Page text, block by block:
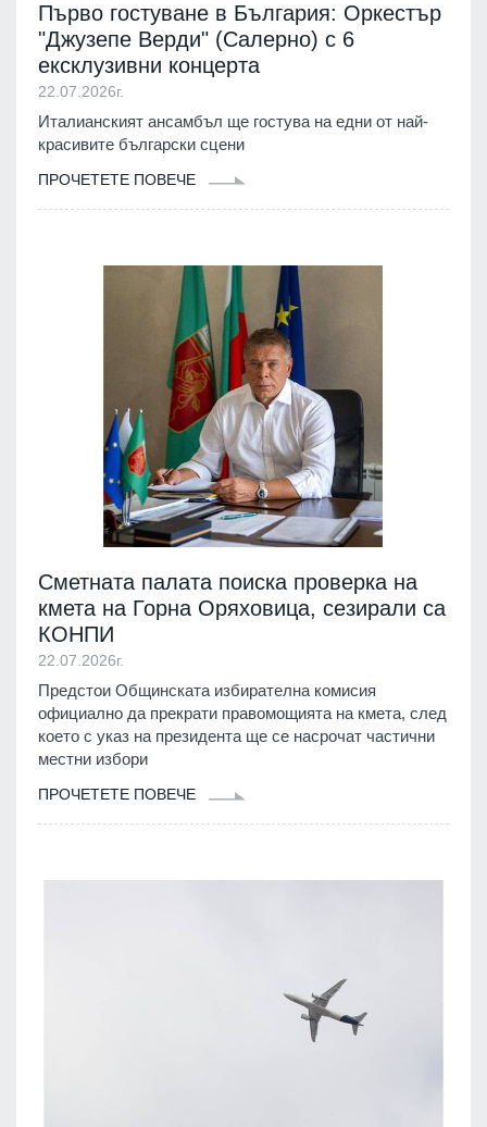
Първо гостуване в България: Оркестър
"Джузепе Верди" (Салерно) с 6
ексклузивни концерта
22.07.2026г.
Италианският ансамбъл ще гостува на едни от най-
красивите български сцени
ПРОЧЕТЕТЕ ПОВЕЧЕ
Сметната палата поиска проверка на
кмета на Горна Оряховица, сезирали са
КОНПИ
22.07.2026г.
Предстои Общинската избирателна комисия
официално да прекрати правомощията на кмета, след
което с указ на президента ще се насрочат частични
местни избори
ПРОЧЕТЕТЕ ПОВЕЧЕ